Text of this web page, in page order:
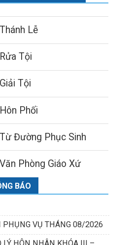
Thánh Lễ
Rửa Tội
Giải Tội
Hôn Phối
Từ Đường Phục Sinh
Văn Phòng Giáo Xứ
BÁO
PHỤNG VỤ THÁNG 08/2026
LÝ HÔN NHÂN KHÓA III –